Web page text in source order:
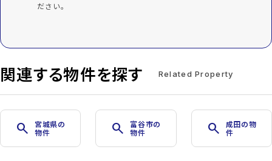
ださい。
関連する物件を探す Related Property
search
宮城県の
物件
search
富谷市の
物件
search
成田の物
件